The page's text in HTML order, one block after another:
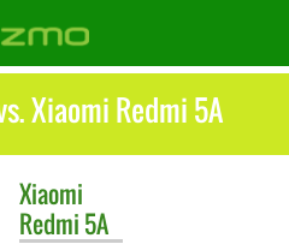
Xiaomi Redmi 5A
Xiaomi
Redmi 5A